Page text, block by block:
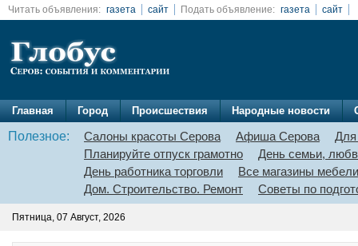
Читать объявления: газета сайт Подать объявление: газета сайт
Главная Город Происшествия Народные новости
Полезное: Салоны красоты Серова Афиша Серова
Для
Планируйте отпуск грамотно
День семьи,
День работника торговли
Все магазины мебели
Дом. Строительство. Ремонт
Советы по
Пятница, 07 Август, 2026